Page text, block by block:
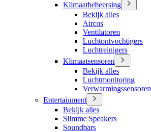
Klimaatbeheersing
Bekijk alles
Aircos
Ventilatoren
Luchtontvochtigers
Luchtreinigers
Klimaatsensoren
Bekijk alles
Luchtmonitoring
Verwarmingssensoren
Entertainment
Bekijk alles
Slimme Speakers
Soundbars